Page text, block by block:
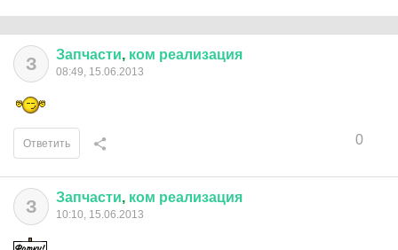
З Запчасти, ком реализация
08:49, 15.06.2013
0
Ответить
З Запчасти, ком реализация
10:10, 15.06.2013